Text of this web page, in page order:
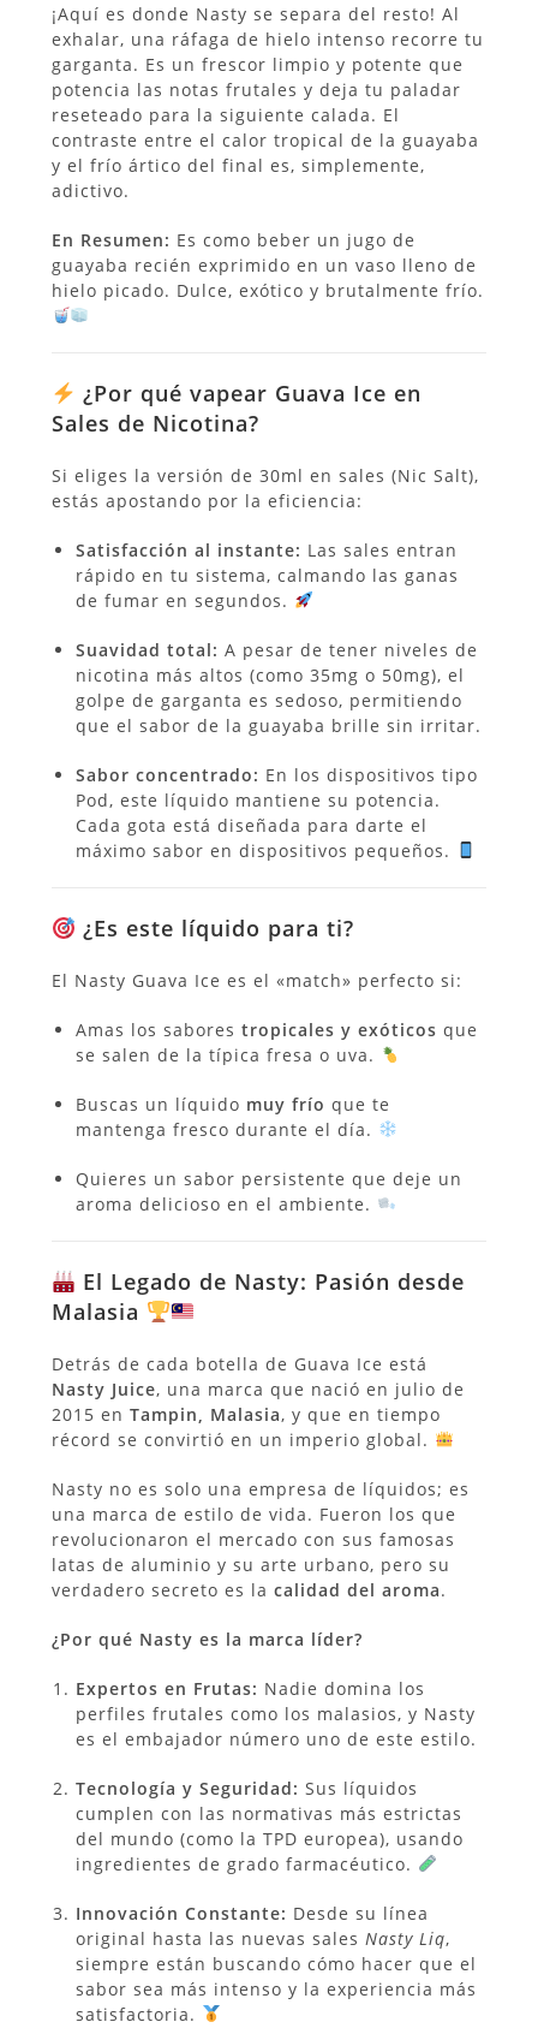
¡Aquí es donde Nasty se separa del resto! Al
exhalar, una ráfaga de hielo intenso recorre tu
garganta. Es un frescor limpio y potente que
potencia las notas frutales y deja tu paladar
reseteado para la siguiente calada. El
contraste entre el calor tropical de la guayaba
y el frío ártico del final es, simplemente,
adictivo.
En Resumen: Es como beber un jugo de
guayaba recién exprimido en un vaso lleno de
hielo picado. Dulce, exótico y brutalmente frío.
¿Por qué vapear Guava Ice en
Sales de Nicotina?
Si eliges la versión de 30ml en sales (Nic Salt),
estás apostando por la eficiencia:
Satisfacción al instante: Las sales entran
rápido en tu sistema, calmando las ganas
de fumar en segundos.
Suavidad total: A pesar de tener niveles de
nicotina más altos (como 35mg o 50mg), el
golpe de garganta es sedoso, permitiendo
que el sabor de la guayaba brille sin irritar.
Sabor concentrado: En los dispositivos tipo
Pod, este líquido mantiene su potencia.
Cada gota está diseñada para darte el
máximo sabor en dispositivos pequeños.
¿Es este líquido para ti?
El Nasty Guava Ice es el «match» perfecto si:
Amas los sabores tropicales y exóticos que
se salen de la típica fresa o uva.
Buscas un líquido muy frío que te
mantenga fresco durante el día.
Quieres un sabor persistente que deje un
aroma delicioso en el ambiente.
El Legado de Nasty: Pasión desde
Malasia
Detrás de cada botella de Guava Ice está
Nasty Juice, una marca que nació en julio de
2015 en Tampin, Malasia, y que en tiempo
récord se convirtió en un imperio global.
Nasty no es solo una empresa de líquidos; es
una marca de estilo de vida. Fueron los que
revolucionaron el mercado con sus famosas
latas de aluminio y su arte urbano, pero su
verdadero secreto es la calidad del aroma.
¿Por qué Nasty es la marca líder?
Expertos en Frutas: Nadie domina los
perfiles frutales como los malasios, y Nasty
es el embajador número uno de este estilo.
Tecnología y Seguridad: Sus líquidos
cumplen con las normativas más estrictas
del mundo (como la TPD europea), usando
ingredientes de grado farmacéutico.
Innovación Constante: Desde su línea
original hasta las nuevas sales Nasty Liq,
siempre están buscando cómo hacer que el
sabor sea más intenso y la experiencia más
satisfactoria.